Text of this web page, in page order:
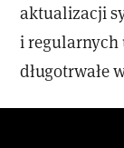
aktualizacji
i regularnych
długotrwałe